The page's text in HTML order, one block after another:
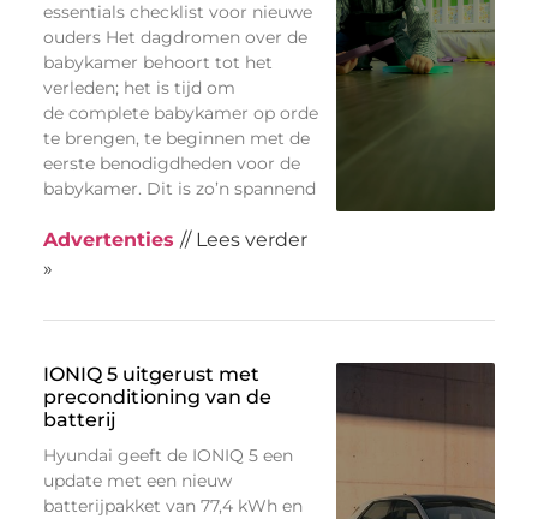
essentials checklist voor nieuwe
ouders Het dagdromen over de
babykamer behoort tot het
verleden; het is tijd om
de complete babykamer op orde
te brengen, te beginnen met de
eerste benodigdheden voor de
babykamer. Dit is zo’n spannend
Advertenties // Lees verder
»
IONIQ 5 uitgerust met
preconditioning van de
batterij
Hyundai geeft de IONIQ 5 een
update met een nieuw
batterijpakket van 77,4 kWh en